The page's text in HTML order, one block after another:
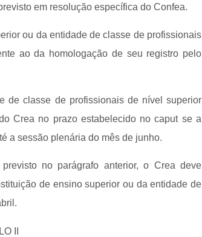
em resolução específica do Confea.
ou da entidade de classe de profissionais
ao da homologação de seu registro pelo
de classe de profissionais de nível superior
Crea no prazo estabelecido no caput se a
a sessão plenária do mês de junho.
no parágrafo anterior, o Crea deve
de ensino superior ou da entidade de
II